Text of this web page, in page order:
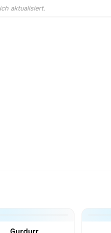
aktualisiert.